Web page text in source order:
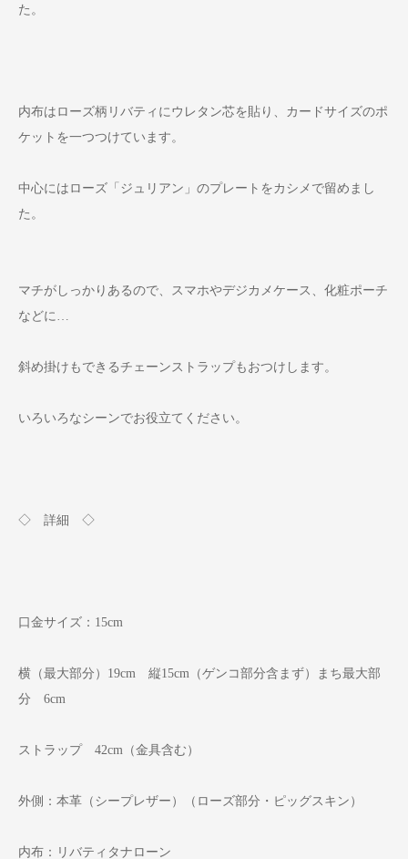
た。
内布はローズ柄リバティにウレタン芯を貼り、カードサイズのポ
ケットを一つつけています。
中心にはローズ「ジュリアン」のプレートをカシメで留めまし
た。
マチがしっかりあるので、スマホやデジカメケース、化粧ポーチ
などに…
斜め掛けもできるチェーンストラップもおつけします。
いろいろなシーンでお役立てください。
◇ 詳細 ◇
口金サイズ：15cm
横（最大部分）19cm 縦15cm（ゲンコ部分含まず）まち最大部
分 6cm
ストラップ 42cm（金具含む）
外側：本革（シープレザー）（ローズ部分・ピッグスキン）
内布：リバティタナローン